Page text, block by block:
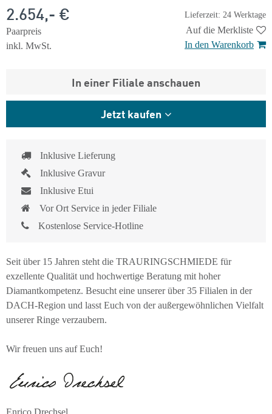
Lieferzeit: 24 Werktage
2.654,- €
Paarpreis
inkl. MwSt.
Auf die Merkliste
In den Warenkorb
In einer Filiale anschauen
Jetzt kaufen
Inklusive Lieferung
Inklusive Gravur
Inklusive Etui
Vor Ort Service in jeder Filiale
Kostenlose Service-Hotline
Seit über 15 Jahren steht die TRAURINGSCHMIEDE für
exzellente Qualität und hochwertige Beratung mit hoher
Diamantkompetenz. Besucht eine unserer über 35 Filialen in der
DACH-Region und lasst Euch von der außergewöhnlichen Vielfalt
unserer Ringe verzaubern.
Wir freuen uns auf Euch!
Enrico Drechsel